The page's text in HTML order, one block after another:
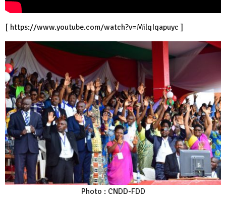
[ https://www.youtube.com/watch?v=MilqIqapuyc ]
Photo : CNDD-FDD